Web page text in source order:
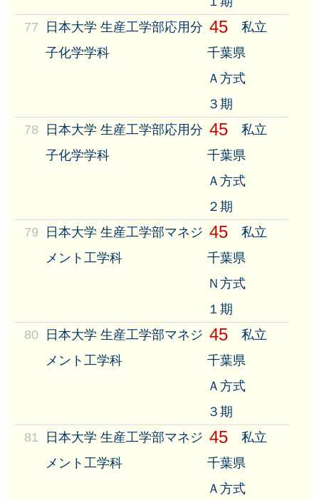
77
日本大学 生産工学部応用分
子化学学科
45
私立
千葉県
Ａ方式
３期
78
日本大学 生産工学部応用分
子化学学科
45
私立
千葉県
Ａ方式
２期
79
日本大学 生産工学部マネジ
メント工学科
45
私立
千葉県
Ｎ方式
１期
80
日本大学 生産工学部マネジ
メント工学科
45
私立
千葉県
Ａ方式
３期
81
日本大学 生産工学部マネジ
メント工学科
45
私立
千葉県
Ａ方式